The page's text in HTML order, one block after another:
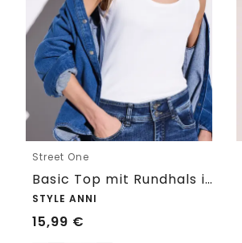
Street One
Basic Top mit Rundhals in Unifarbe
STYLE ANNI
15,99 €